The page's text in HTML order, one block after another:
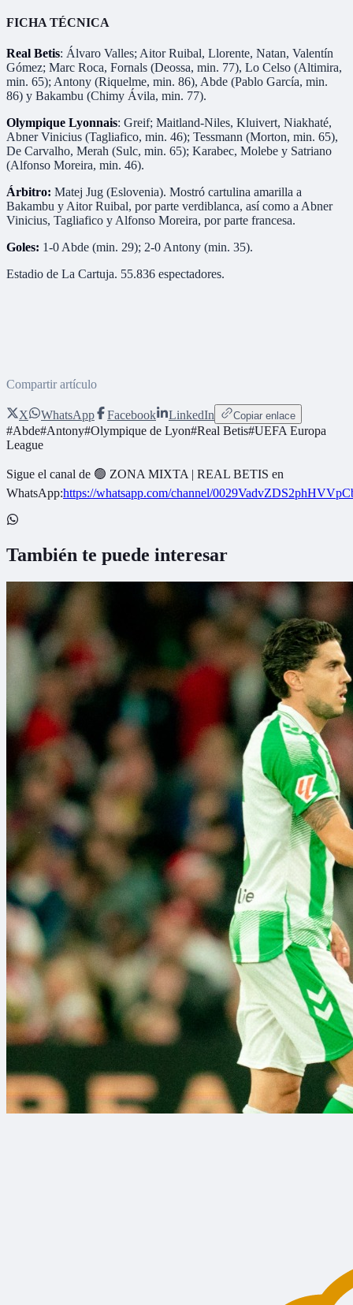
FICHA TÉCNICA
Real Betis: Álvaro Valles; Aitor Ruibal, Llorente, Natan, Valentín
Gómez; Marc Roca, Fornals (Deossa, min. 77), Lo Celso (Altimira,
min. 65); Antony (Riquelme, min. 86), Abde (Pablo García, min.
86) y Bakambu (Chimy Ávila, min. 77).
Olympique Lyonnais: Greif; Maitland-Niles, Kluivert, Niakhaté,
Abner Vinicius (Tagliafico, min. 46); Tessmann (Morton, min. 65),
De Carvalho, Merah (Sulc, min. 65); Karabec, Molebe y Satriano
(Alfonso Moreira, min. 46).
Árbitro: Matej Jug (Eslovenia). Mostró cartulina amarilla a
Bakambu y Aitor Ruibal, por parte verdiblanca, así como a Abner
Vinicius, Tagliafico y Alfonso Moreira, por parte francesa.
Goles: 1-0 Abde (min. 29); 2-0 Antony (min. 35).
Estadio de La Cartuja. 55.836 espectadores.
Compartir artículo
X WhatsApp Facebook LinkedIn Copiar enlace
#Abde#Antony#Olympique de Lyon#Real Betis#UEFA Europa
League
Sigue el canal de 🟢 ZONA MIXTA | REAL BETIS en
WhatsApp:https://whatsapp.com/channel/
También te puede interesar